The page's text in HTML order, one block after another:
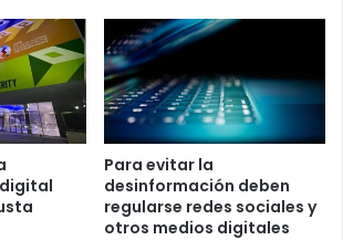
Para evitar la
desinformación deben
regularse redes sociales y
otros medios digitales